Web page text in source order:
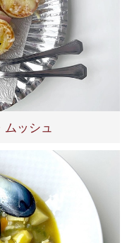
ッシュ